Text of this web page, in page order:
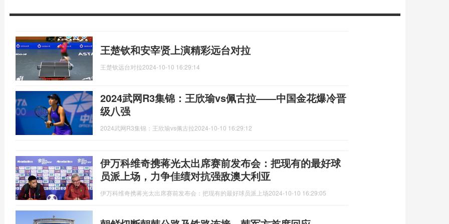
王楚钦和安宰贤上演精彩远台对拉
王楚钦远台对拉2024-10-10 16:29:14
2024武网R3集锦：王欣瑜vs佩古拉——中国金花爆冷晋
级八强
2024武网R3集锦：王欣瑜vs佩古拉2024-10-10 16:29:12
伊万科维奇携蒋光太出席赛前发布会：把现有的最好球
员派上场，力争佳绩对抗强敌澳大利亚
伊万科维奇携蒋光太出席赛前发布会：把现有的最好球员派上场2024-10-10 16:29:05